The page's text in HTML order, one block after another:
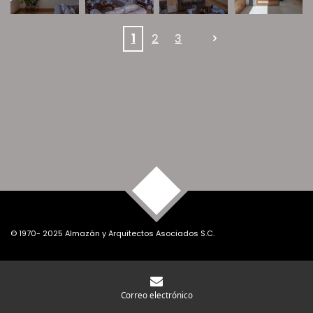
1 2 3
© 1970- 2025 Almazán y Arquitectos Asociados S.C.
Correo electrónico